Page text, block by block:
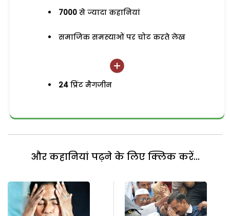
7000 से ज्यादा कहानियां
समाजिक समस्याओं पर चोट करते लेख
24 प्रिंट मैगजीन
और कहानियां पढ़ने के लिए क्लिक करें...